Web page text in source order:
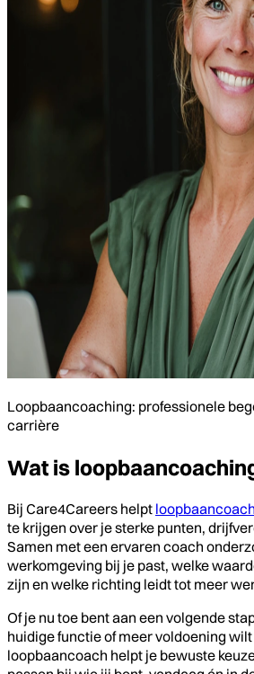
Loopbaancoaching: professionele
carrière
Wat is
Bij Care4Careers helpt
te krijgen over je sterke punten,
Samen met een ervaren coach
werkomgeving bij je past, welke
zijn en welke richting leidt tot meer
Of je nu toe bent aan een volgende
huidige functie of meer voldoening
loopbaancoach helpt je bewuste